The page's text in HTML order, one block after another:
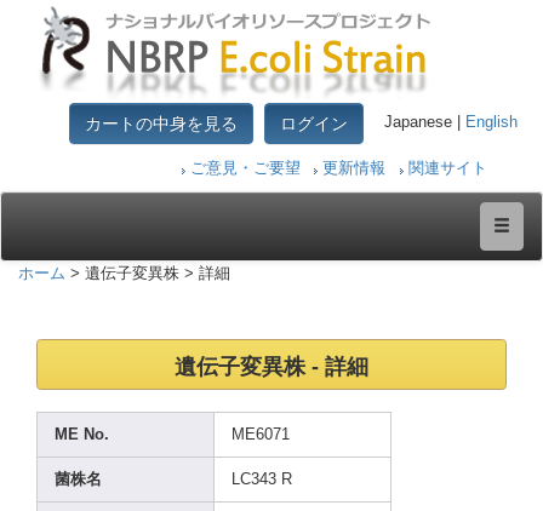
カートの中身を見る ログイン Japanese | English
ご意見・ご要望 更新情報 関連サイト
ホーム > 遺伝子変異株 > 詳細
遺伝子変異株 - 詳細
ME No. ME6071
菌株名 LC343 R